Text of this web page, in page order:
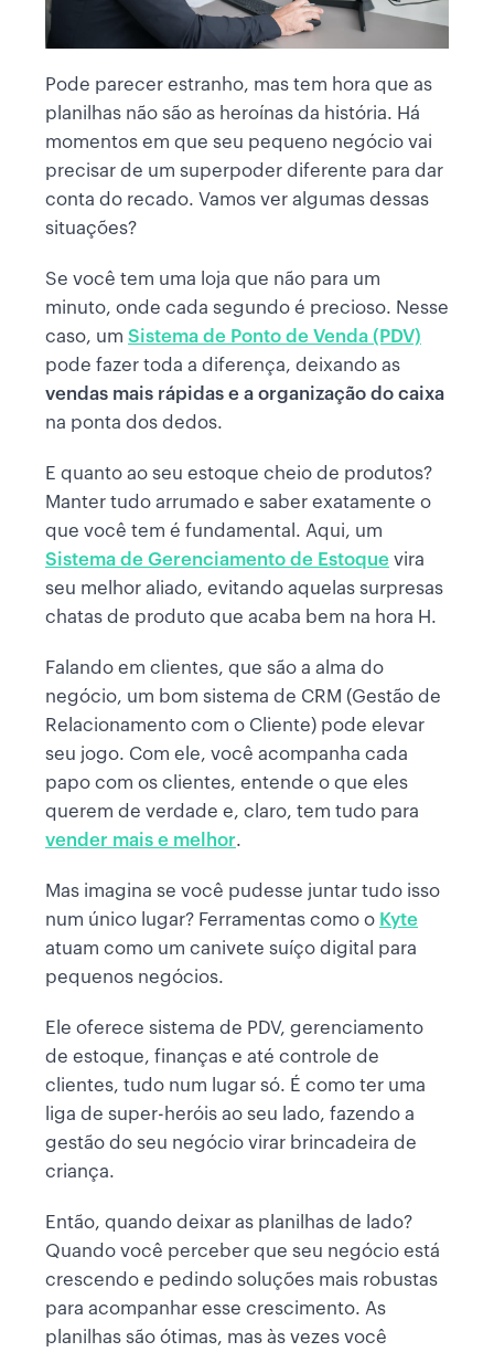
Pode parecer estranho, mas tem hora que as
planilhas não são as heroínas da história. Há
momentos em que seu pequeno negócio vai
precisar de um superpoder diferente para dar
conta do recado. Vamos ver algumas dessas
situações?
Se você tem uma loja que não para um
minuto, onde cada segundo é precioso. Nesse
caso, um Sistema de Ponto de Venda (PDV)
pode fazer toda a diferença, deixando as
vendas mais rápidas e a organização do caixa
na ponta dos dedos.
E quanto ao seu estoque cheio de produtos?
Manter tudo arrumado e saber exatamente o
que você tem é fundamental. Aqui, um
Sistema de Gerenciamento de Estoque vira
seu melhor aliado, evitando aquelas surpresas
chatas de produto que acaba bem na hora H.
Falando em clientes, que são a alma do
negócio, um bom sistema de CRM (Gestão de
Relacionamento com o Cliente) pode elevar
seu jogo. Com ele, você acompanha cada
papo com os clientes, entende o que eles
querem de verdade e, claro, tem tudo para
vender mais e melhor.
Mas imagina se você pudesse juntar tudo isso
num único lugar? Ferramentas como o Kyte
atuam como um canivete suíço digital para
pequenos negócios.
Ele oferece sistema de PDV, gerenciamento
de estoque, finanças e até controle de
clientes, tudo num lugar só. É como ter uma
liga de super-heróis ao seu lado, fazendo a
gestão do seu negócio virar brincadeira de
criança.
Então, quando deixar as planilhas de lado?
Quando você perceber que seu negócio está
crescendo e pedindo soluções mais robustas
para acompanhar esse crescimento. As
planilhas são ótimas, mas às vezes você